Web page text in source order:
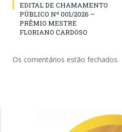
EDITAL DE CHAMAMENTO
PÚBLICO Nº 001/2026 –
PRÊMIO MESTRE
FLORIANO CARDOSO
Os comentários estão fechados.